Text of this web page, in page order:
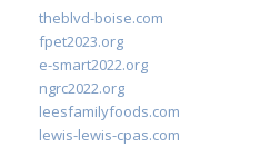
theblvd-boise.com
fpet2023.org
e-smart2022.org
ngrc2022.org
leesfamilyfoods.com
lewis-lewis-cpas.com